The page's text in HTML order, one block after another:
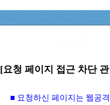
[요청 페이지 접근 차단
■ 요청하신 페이지는 웹공